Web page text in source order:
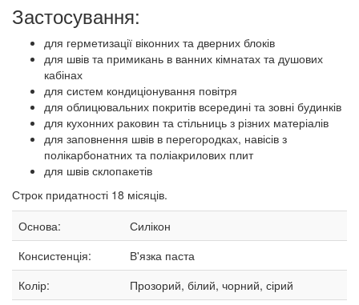
Застосування:
для герметизації віконних та дверних блоків
для швів та примикань в ванних кімнатах та душових
кабінах
для систем кондиціонування повітря
для облицювальних покритів всередині та зовні будинків
для кухонних раковин та стільниць з різних матеріалів
для заповнення швів в перегородках, навісів з
полікарбонатних та поліакрилових плит
для швів склопакетів
Строк придатності 18 місяців.
Основа:
Силікон
Консистенція:
В'язка паста
Колір:
Прозорий, білий, чорний, сірий